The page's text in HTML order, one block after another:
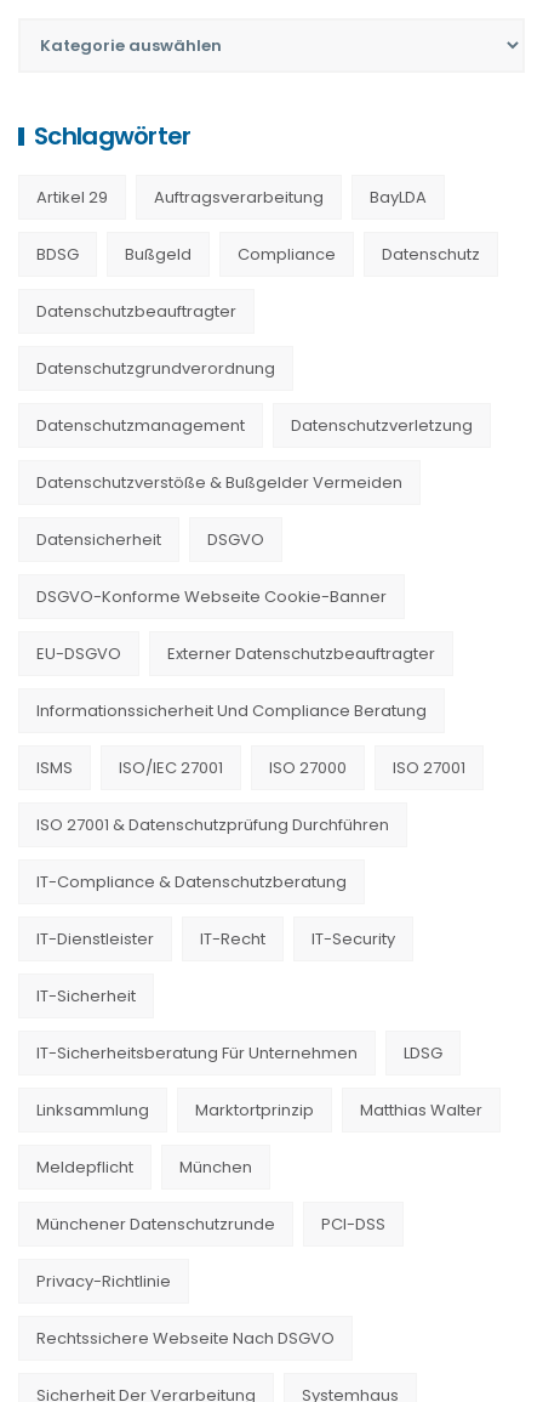
Schlagwörter
Artikel 29 Auftragsverarbeitung BayLDA
BDSG Bußgeld Compliance Datenschutz
Datenschutzbeauftragter
Datenschutzgrundverordnung
Datenschutzmanagement Datenschutzverletzung
Datenschutzverstöße & Bußgelder Vermeiden
Datensicherheit DSGVO
DSGVO-Konforme Webseite Cookie-Banner
EU-DSGVO Externer Datenschutzbeauftragter
Informationssicherheit Und Compliance Beratung
ISMS ISO/IEC 27001 ISO 27000 ISO 27001
ISO 27001 & Datenschutzprüfung Durchführen
IT-Compliance & Datenschutzberatung
IT-Dienstleister IT-Recht IT-Security
IT-Sicherheit
IT-Sicherheitsberatung Für Unternehmen LDSG
Linksammlung Marktortprinzip Matthias Walter
Meldepflicht München
Münchener Datenschutzrunde PCI-DSS
Privacy-Richtlinie
Rechtssichere Webseite Nach DSGVO
Sicherheit Der Verarbeitung Systemhaus